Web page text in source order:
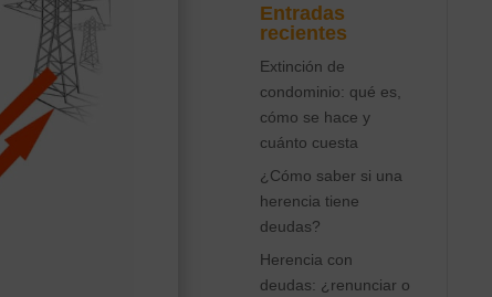
Entradas
recientes
Extinción de
condominio: qué es,
cómo se hace y
cuánto cuesta
¿Cómo saber si una
herencia tiene
deudas?
Herencia con
deudas: ¿renunciar o